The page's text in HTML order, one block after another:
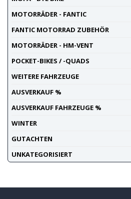
MOTORRÄDER - FANTIC
FANTIC MOTORRAD ZUBEHÖR
MOTORRÄDER - HM-VENT
POCKET-BIKES / -QUADS
WEITERE FAHRZEUGE
AUSVERKAUF %
AUSVERKAUF FAHRZEUGE %
WINTER
GUTACHTEN
UNKATEGORISIERT